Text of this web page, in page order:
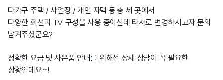
다가구 주택 / 사업장 / 개인 자택 등 총 세 곳에서
다양한 회선과 TV 구성을 사용 중이신데 타사로 변경하시고자 문의
남겨주셨군요?
정확한 요금 및 사은품 안내를 위해선 상세 상담이 꼭 필요한
상황인데요~!